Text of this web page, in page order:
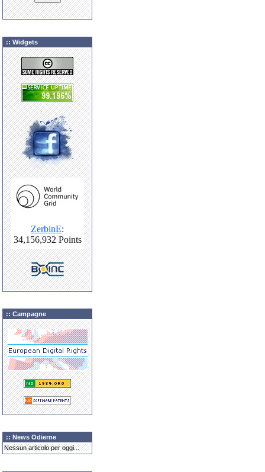
:: Widgets
:: Campagne
:: News Odierne
Nessun articolo per oggi...